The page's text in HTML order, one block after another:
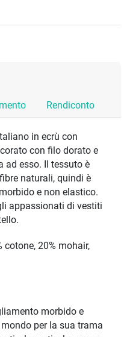
Rendiconto
in ecrù con
con filo dorato e
ad esso. Il tessuto è
naturali, quindi è
e non elastico.
appassionati di vestiti
cotone, 20% mohair,
morbido e
per la sua trama